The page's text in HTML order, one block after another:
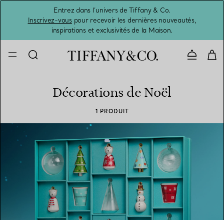
Entrez dans l’univers de Tiffany & Co.
Inscrivez-vouspour recevoir les dernières nouveautés,
inspirations et exclusivités de la Maison.
Décorations de Noël
1 PRODUIT